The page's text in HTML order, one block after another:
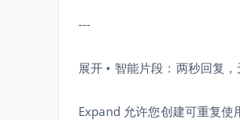
---
展开 • 智能片段：两秒回复
Expand 允许您创建可重复使